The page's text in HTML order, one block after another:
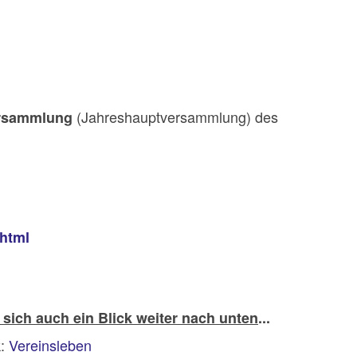
(Jahreshauptversammlung) des
auch ein Blick weiter nach unten...
Vereinsleben